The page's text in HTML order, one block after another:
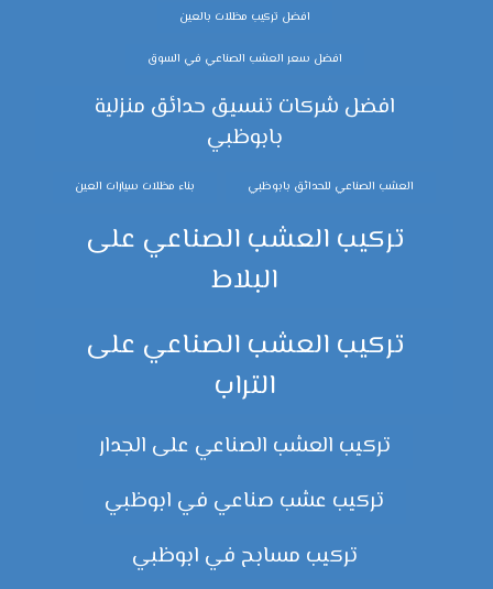
افضل تركيب مظلات بالعين
افضل سعر العشب الصناعي في السوق
افضل شركات تنسيق حدائق منزلية
بابوظبي
العشب الصناعي للحدائق بابوظبي بناء مظلات سيارات العين
تركيب العشب الصناعي على
البلاط
تركيب العشب الصناعي على
التراب
تركيب العشب الصناعي على الجدار
تركيب عشب صناعي في ابوظبي
تركيب مسابح في ابوظبي